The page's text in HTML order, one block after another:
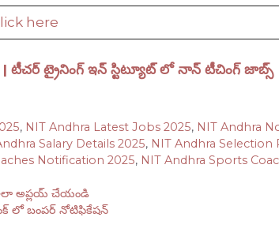
here
టీచర్ ట్రైనింగ్ ఇన్ స్టిట్యూట్ లో నాన్ టీచింగ్ జాబ్స్
, NIT Andhra Latest Jobs 2025, NIT Andhra
Salary Details 2025, NIT Andhra Selection
Notification 2025, NIT Andhra Sports
ఇలా అప్లయ్ చేయండి
లో బంపర్ నోటిఫికేషన్